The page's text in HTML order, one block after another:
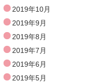
2019年10月
2019年9月
2019年8月
2019年7月
2019年6月
2019年5月